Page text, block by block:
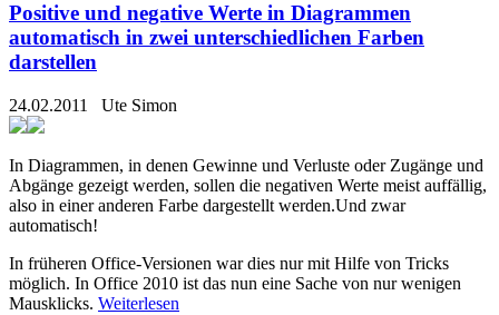
Positive und negative Werte in Diagrammen
automatisch in zwei unterschiedlichen Farben
darstellen
24.02.2011 Ute Simon
In Diagrammen, in denen Gewinne und Verluste oder Zugänge und
Abgänge gezeigt werden, sollen die negativen Werte meist auffällig,
also in einer anderen Farbe dargestellt werden.Und zwar
automatisch!
In früheren Office-Versionen war dies nur mit Hilfe von Tricks
möglich. In Office 2010 ist das nun eine Sache von nur wenigen
Mausklicks. Weiterlesen